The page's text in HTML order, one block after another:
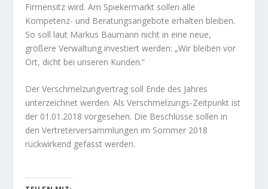
Firmensitz wird. Am Spiekermarkt sollen alle
Kompetenz- und Beratungsangebote erhalten bleiben.
So soll laut Markus Baumann nicht in eine neue,
größere Verwaltung investiert werden: „Wir bleiben vor
Ort, dicht bei unseren Kunden.“
Der Verschmelzungvertrag soll Ende des Jahres
unterzeichnet werden. Als Verschmelzungs-Zeitpunkt ist
der 01.01.2018 vorgesehen. Die Beschlüsse sollen in
den Vertreterversammlungen im Sommer 2018
rückwirkend gefasst werden.